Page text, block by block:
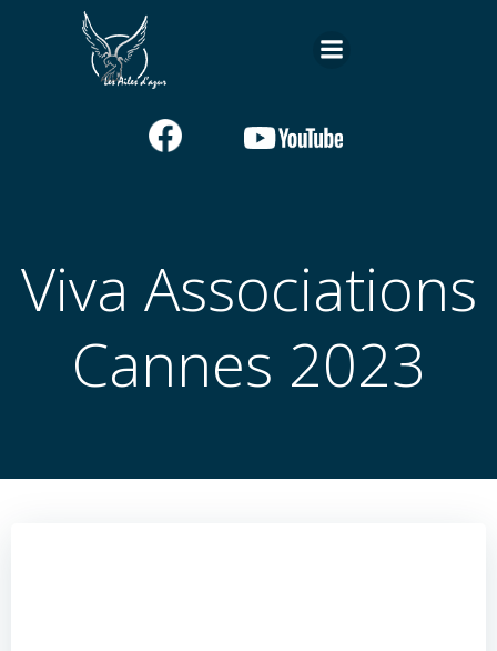
Viva Associations
Cannes 2023